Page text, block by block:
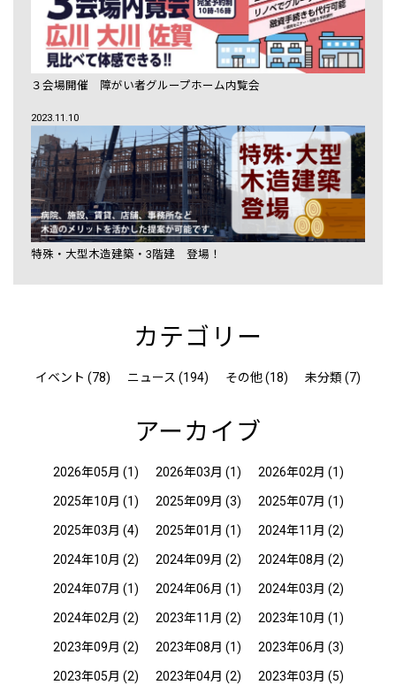
３会場開催 障がい者グループホーム内覧会
2023.11.10
特殊・大型木造建築・3階建 登場！
カテゴリー
イベント (78) ニュース (194) その他 (18) 未分類 (7)
アーカイブ
2026年05月 (1) 2026年03月 (1) 2026年02月 (1)
2025年10月 (1) 2025年09月 (3) 2025年07月 (1)
2025年03月 (4) 2025年01月 (1) 2024年11月 (2)
2024年10月 (2) 2024年09月 (2) 2024年08月 (2)
2024年07月 (1) 2024年06月 (1) 2024年03月 (2)
2024年02月 (2) 2023年11月 (2) 2023年10月 (1)
2023年09月 (2) 2023年08月 (1) 2023年06月 (3)
2023年05月 (2) 2023年04月 (2) 2023年03月 (5)